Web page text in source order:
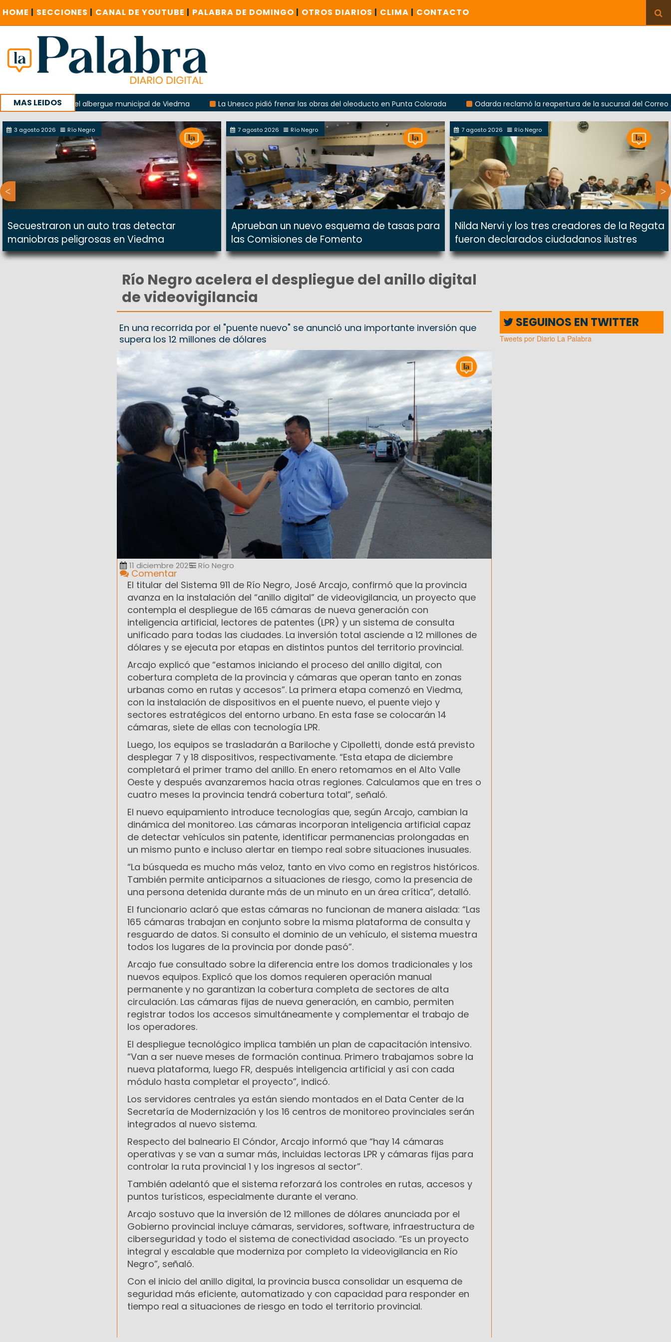
HOME | SECCIONES | CANAL DE YOUTUBE | PALABRA DE DOMINGO | OTROS DIARIOS | CLIMA | CONTACTO
MAS LEIDOS
del albergue municipal de Viedma La Unesco pidió frenar las obras del oleoducto en Punta Colorada
Odarda reclamó la reapertura de la sucursal del Correo Argentino
con un encuentro provincial en Roca
3 agosto 2026 Río Negro
Secuestraron un auto tras detectar
maniobras peligrosas en Viedma
7 agosto 2026 Río Negro
Aprueban un nuevo esquema de tasas para
las Comisiones de Fomento
7 agosto 2026 Río Negro
Nilda Nervi y los tres creadores de la Regata
fueron declarados ciudadanos ilustres
Río Negro acelera el despliegue del anillo digital
de videovigilancia
En una recorrida por el "puente nuevo" se anunció una importante inversión que
supera los 12 millones de dólares
11 diciembre 2025 Río Negro
Comentar
El titular del Sistema 911 de Río Negro, José Arcajo, confirmó que la provincia
avanza en la instalación del “anillo digital” de videovigilancia, un proyecto que
contempla el despliegue de 165 cámaras de nueva generación con
inteligencia artificial, lectores de patentes (LPR) y un sistema de consulta
unificado para todas las ciudades. La inversión total asciende a 12 millones de
dólares y se ejecuta por etapas en distintos puntos del territorio provincial.
Arcajo explicó que “estamos iniciando el proceso del anillo digital, con
cobertura completa de la provincia y cámaras que operan tanto en zonas
urbanas como en rutas y accesos”. La primera etapa comenzó en Viedma,
con la instalación de dispositivos en el puente nuevo, el puente viejo y
sectores estratégicos del entorno urbano. En esta fase se colocarán 14
cámaras, siete de ellas con tecnología LPR.
Luego, los equipos se trasladarán a Bariloche y Cipolletti, donde está previsto
desplegar 7 y 18 dispositivos, respectivamente. “Esta etapa de diciembre
completará el primer tramo del anillo. En enero retomamos en el Alto Valle
Oeste y después avanzaremos hacia otras regiones. Calculamos que en tres o
cuatro meses la provincia tendrá cobertura total”, señaló.
El nuevo equipamiento introduce tecnologías que, según Arcajo, cambian la
dinámica del monitoreo. Las cámaras incorporan inteligencia artificial capaz
de detectar vehículos sin patente, identificar permanencias prolongadas en
un mismo punto e incluso alertar en tiempo real sobre situaciones inusuales.
“La búsqueda es mucho más veloz, tanto en vivo como en registros históricos.
También permite anticiparnos a situaciones de riesgo, como la presencia de
una persona detenida durante más de un minuto en un área crítica”, detalló.
El funcionario aclaró que estas cámaras no funcionan de manera aislada: “Las
165 cámaras trabajan en conjunto sobre la misma plataforma de consulta y
resguardo de datos. Si consulto el dominio de un vehículo, el sistema muestra
todos los lugares de la provincia por donde pasó”.
Arcajo fue consultado sobre la diferencia entre los domos tradicionales y los
nuevos equipos. Explicó que los domos requieren operación manual
permanente y no garantizan la cobertura completa de sectores de alta
circulación. Las cámaras fijas de nueva generación, en cambio, permiten
registrar todos los accesos simultáneamente y complementar el trabajo de
los operadores.
El despliegue tecnológico implica también un plan de capacitación intensivo.
“Van a ser nueve meses de formación continua. Primero trabajamos sobre la
nueva plataforma, luego FR, después inteligencia artificial y así con cada
módulo hasta completar el proyecto”, indicó.
Los servidores centrales ya están siendo montados en el Data Center de la
Secretaría de Modernización y los 16 centros de monitoreo provinciales serán
integrados al nuevo sistema.
Respecto del balneario El Cóndor, Arcajo informó que “hay 14 cámaras
operativas y se van a sumar más, incluidas lectoras LPR y cámaras fijas para
controlar la ruta provincial 1 y los ingresos al sector”.
También adelantó que el sistema reforzará los controles en rutas, accesos y
puntos turísticos, especialmente durante el verano.
Arcajo sostuvo que la inversión de 12 millones de dólares anunciada por el
Gobierno provincial incluye cámaras, servidores, software, infraestructura de
ciberseguridad y todo el sistema de conectividad asociado. “Es un proyecto
integral y escalable que moderniza por completo la videovigilancia en Río
Negro”, señaló.
Con el inicio del anillo digital, la provincia busca consolidar un esquema de
seguridad más eficiente, automatizado y con capacidad para responder en
tiempo real a situaciones de riesgo en todo el territorio provincial.
SEGUINOS EN TWITTER
Tweets por Diario La Palabra